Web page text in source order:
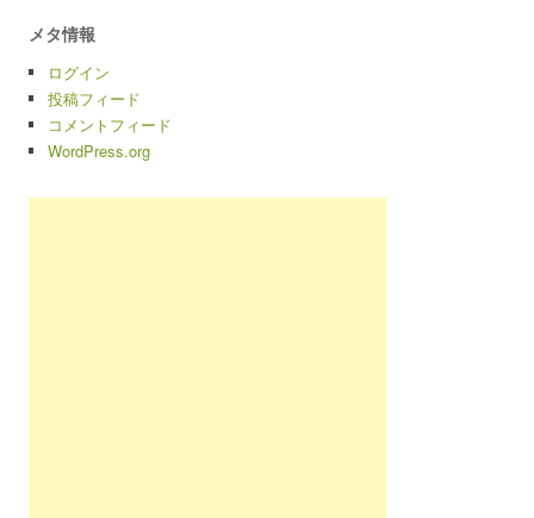
メタ情報
ログイン
投稿フィード
コメントフィード
WordPress.org